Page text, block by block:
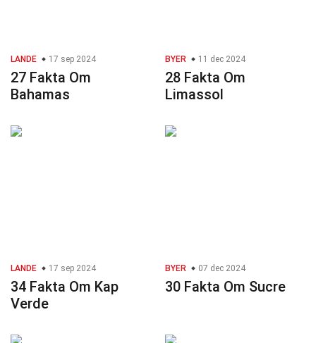
LANDE 17 sep 2024
27 Fakta Om
Bahamas
BYER 11 dec 2024
28 Fakta Om
Limassol
LANDE 17 sep 2024
34 Fakta Om Kap
Verde
BYER 07 dec 2024
30 Fakta Om Sucre